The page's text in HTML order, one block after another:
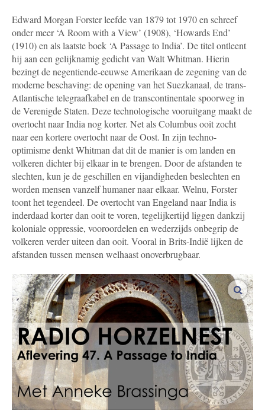
Edward Morgan Forster leefde van 1879 tot 1970 en schreef
onder meer ‘A Room with a View’ (1908), ‘Howards End’
(1910) en als laatste boek ‘A Passage to India’. De titel ontleent
hij aan een gelijknamig gedicht van Walt Whitman. Hierin
bezingt de negentiende-eeuwse Amerikaan de zegening van de
moderne beschaving: de opening van het Suezkanaal, de trans-
Atlantische telegraafkabel en de transcontinentale spoorweg in
de Verenigde Staten. Deze technologische vooruitgang maakt de
overtocht naar India nog korter. Net als Columbus ooit zocht
naar een kortere overtocht naar de Oost. In zijn techno-
optimisme denkt Whitman dat dit de manier is om landen en
volkeren dichter bij elkaar in te brengen. Door de afstanden te
slechten, kun je de geschillen en vijandigheden beslechten en
worden mensen vanzelf humaner naar elkaar. Welnu, Forster
toont het tegendeel. De overtocht van Engeland naar India is
inderdaad korter dan ooit te voren, tegelijkertijd liggen dankzij
koloniale oppressie, vooroordelen en wederzijds onbegrip de
volkeren verder uiteen dan ooit. Vooral in Brits-Indië lijken de
afstanden tussen mensen welhaast onoverbrugbaar.